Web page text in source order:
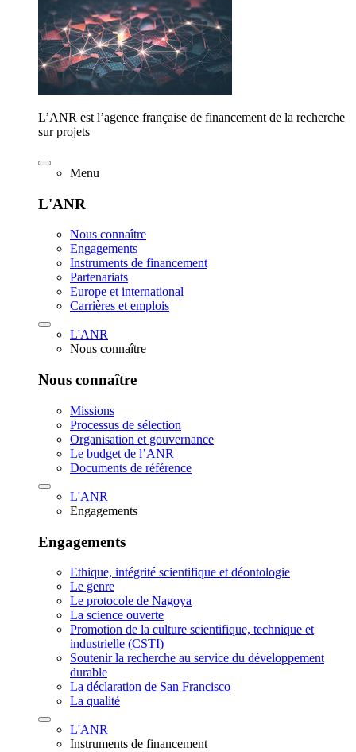
L’ANR est l’agence française de financement de la recherche
sur projets
Menu
L'ANR
Nous connaître
Engagements
Instruments de financement
Partenariats
Europe et international
Carrières et emplois
L'ANR
Nous connaître
Nous connaître
Missions
Processus de sélection
Organisation et gouvernance
Le budget de l’ANR
Documents de référence
L'ANR
Engagements
Engagements
Ethique, intégrité scientifique et déontologie
Le genre
Le protocole de Nagoya
La science ouverte
Promotion de la culture scientifique, technique et
industrielle (CSTI)
Soutenir la recherche au service du développement
durable
La déclaration de San Francisco
La qualité
L'ANR
Instruments de financement